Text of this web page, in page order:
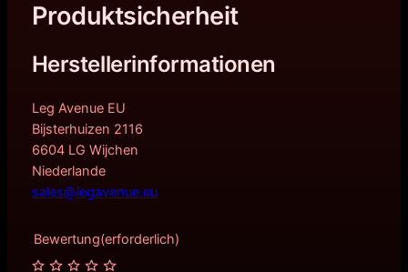
Produktsicherheit
Herstellerinformationen
Leg Avenue EU
Bijsterhuizen 2116
6604 LG Wijchen
Niederlande
sales@legavenue.eu
Bewertung(erforderlich)